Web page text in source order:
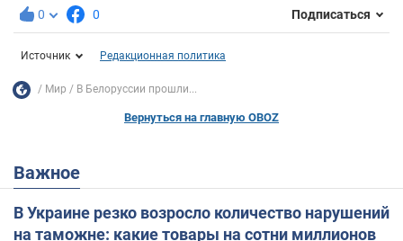
0 0 Подписаться
Источник Редакционная политика
Мир В Белоруссии прошли...
Вернуться на главную OBOZ
Важное
В Украине резко возросло количество нарушений
на таможне: какие товары на сотни миллионов